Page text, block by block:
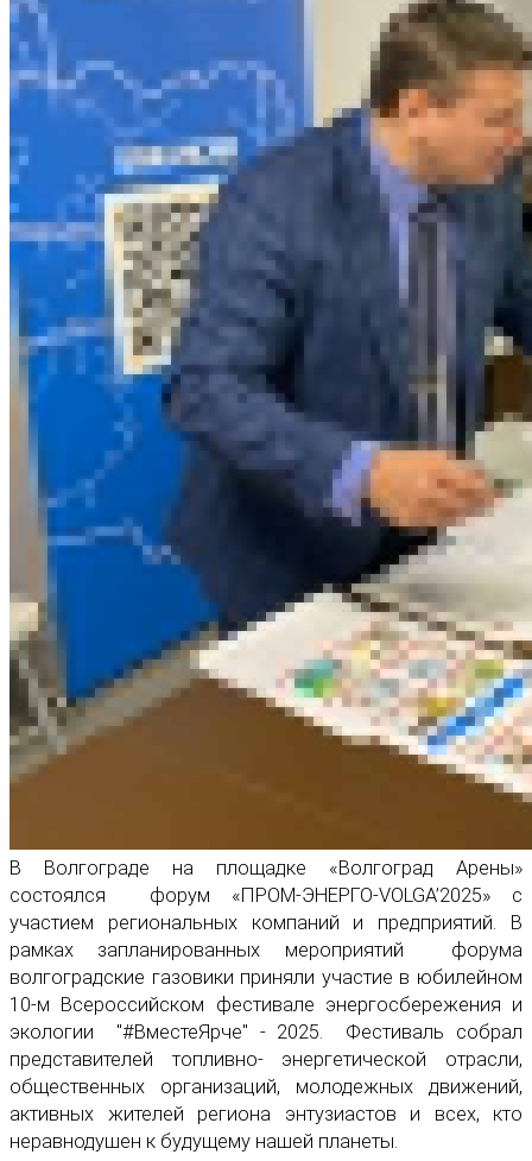
В Волгограде на площадке «Волгоград Арены»
состоялся форум «ПРОМ-ЭНЕРГО-VOLGA’2025» с
участием региональных компаний и предприятий. В
рамках запланированных мероприятий форума
волгоградские газовики приняли участие в юбилейном
10-м Всероссийском фестивале энергосбережения и
экологии "#ВместеЯрче" - 2025. Фестиваль собрал
представителей топливно- энергетической отрасли,
общественных организаций, молодежных движений,
активных жителей региона энтузиастов и всех, кто
неравнодушен к будущему нашей планеты.